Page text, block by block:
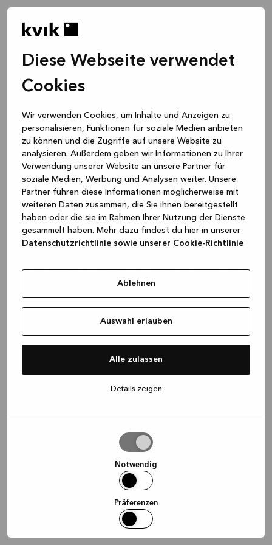
Diese Webseite verwendet
Cookies
Wir verwenden Cookies, um Inhalte und Anzeigen zu
personalisieren, Funktionen für soziale Medien anbieten
zu können und die Zugriffe auf unsere Website zu
analysieren. Außerdem geben wir Informationen zu Ihrer
Verwendung unserer Website an unsere Partner für
soziale Medien, Werbung und Analysen weiter. Unsere
Partner führen diese Informationen möglicherweise mit
weiteren Daten zusammen, die Sie ihnen bereitgestellt
haben oder die sie im Rahmen Ihrer Nutzung der Dienste
gesammelt haben. Mehr dazu findest du hier in unserer
Datenschutzrichtlinie sowie unserer Cookie-Richtlinie
Ablehnen
Auswahl erlauben
Alle zulassen
Details zeigen
Notwendig
Präferenzen
loadingwww.kvik.de (see the browser console for more
information)